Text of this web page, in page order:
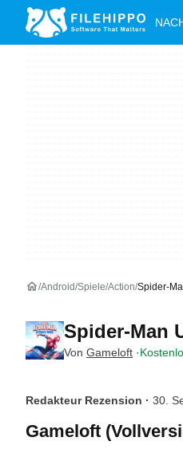
Android Spiele Action Spider-
Spider-Man
Von Gameloft
Redakteur Rezension · 30.
Gameloft